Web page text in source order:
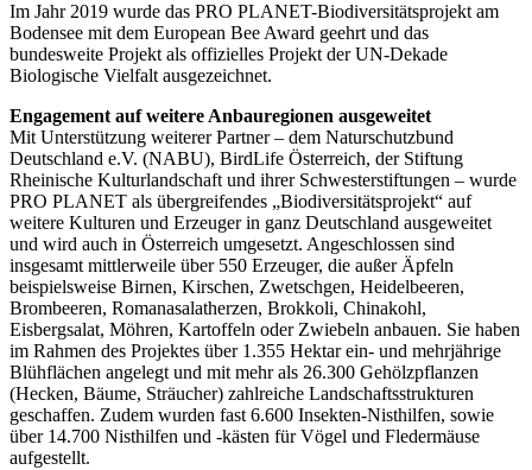
Im Jahr 2019 wurde das PRO PLANET-Biodiversitätsprojekt am
Bodensee mit dem European Bee Award geehrt und das
bundesweite Projekt als offizielles Projekt der UN-Dekade
Biologische Vielfalt ausgezeichnet.
Engagement auf weitere Anbauregionen ausgeweitet
Mit Unterstützung weiterer Partner – dem Naturschutzbund
Deutschland e.V. (NABU), BirdLife Österreich, der Stiftung
Rheinische Kulturlandschaft und ihrer Schwesterstiftungen – wurde
PRO PLANET als übergreifendes „Biodiversitätsprojekt“ auf
weitere Kulturen und Erzeuger in ganz Deutschland ausgeweitet
und wird auch in Österreich umgesetzt. Angeschlossen sind
insgesamt mittlerweile über 550 Erzeuger, die außer Äpfeln
beispielsweise Birnen, Kirschen, Zwetschgen, Heidelbeeren,
Brombeeren, Romanasalatherzen, Brokkoli, Chinakohl,
Eisbergsalat, Möhren, Kartoffeln oder Zwiebeln anbauen. Sie haben
im Rahmen des Projektes über 1.355 Hektar ein- und mehrjährige
Blühflächen angelegt und mit mehr als 26.300 Gehölzpflanzen
(Hecken, Bäume, Sträucher) zahlreiche Landschaftsstrukturen
geschaffen. Zudem wurden fast 6.600 Insekten-Nisthilfen, sowie
über 14.700 Nisthilfen und -kästen für Vögel und Fledermäuse
aufgestellt.